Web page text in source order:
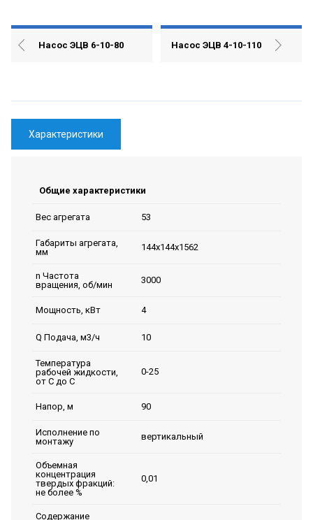
Насос ЭЦВ 6-10-80 Насос ЭЦВ 4-10-110
Характеристики
Общие характеристики
Вес агрегата 53
Габариты агрегата,
мм
144х144х1562
n Частота
вращения, об/мин
3000
Мощность, кВт 4
Q Подача, м3/ч 10
Температура
рабочей жидкости,
от С до С
0-25
Напор, м 90
Исполнение по
монтажу
вертикальный
Объемная
концентрация
твердых фракций:
не более %
0,01
Содержание